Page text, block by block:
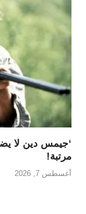
‘جيمس دين لا
مرتبة!
أغسطس 7, 2026